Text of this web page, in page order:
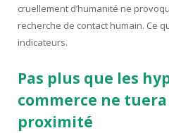
cruellement d’humanité ne
recherche de contact humain. Ce
indicateurs.
Pas plus que les
commerce ne
proximité